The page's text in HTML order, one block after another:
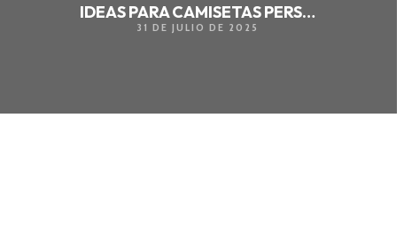
IDEAS PARA CAMISETAS PERSONALIZADAS
31 DE JULIO DE 2025